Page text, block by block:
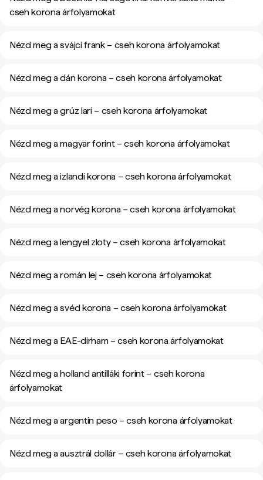
cseh korona árfolyamokat
Nézd meg a svájci frank – cseh korona árfolyamokat
Nézd meg a dán korona – cseh korona árfolyamokat
Nézd meg a grúz lari – cseh korona árfolyamokat
Nézd meg a magyar forint – cseh korona árfolyamokat
Nézd meg a izlandi korona – cseh korona árfolyamokat
Nézd meg a norvég korona – cseh korona árfolyamokat
Nézd meg a lengyel zloty – cseh korona árfolyamokat
Nézd meg a román lej – cseh korona árfolyamokat
Nézd meg a svéd korona – cseh korona árfolyamokat
Nézd meg a EAE-dirham – cseh korona árfolyamokat
Nézd meg a holland antilláki forint – cseh korona
árfolyamokat
Nézd meg a argentin peso – cseh korona árfolyamokat
Nézd meg a ausztrál dollár – cseh korona árfolyamokat